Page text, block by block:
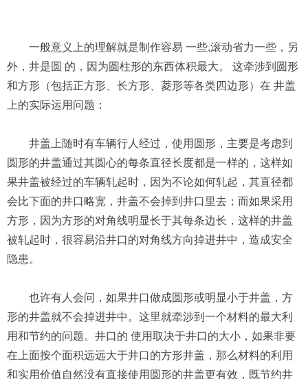
一般意义上的理解就是制作容易 一些,滚动省力一些，另
外，井是圆 的，因为圆柱形的东西体积最大。 这牵涉到圆形
和方形（包括正方形、长方形、菱形等各类四边形）在 井盖
上的实际运用问题：
井盖上随时有车辆行人经过，使用圆形，主要是考虑到
圆形的井盖通过其圆心的每条直径长度都是一样的，这样如
果井盖被经过的车辆轧起时，因为不论如何轧起，其直径都
会比下面的井口略宽，井盖不会掉到井口里去；而如果采用
方形，因为方形的对角线明显长于其每条边长，这样的井盖
被轧起时，很容易沿井口的对角线方向掉进井中，造成安全
隐患。
也许有人会问，如果井口做成圆形或明显小于井盖，方
形的井盖就不会掉进井中。这里就牵涉到一个材料的最大利
用和节约的问题。井口的 使用取决于井口的大小，如果非要
在上面按个面积远远大于井口的方形井盖，那么材料的利用
和实用价值自然没有直接使用圆形的井盖更有效，既节约井